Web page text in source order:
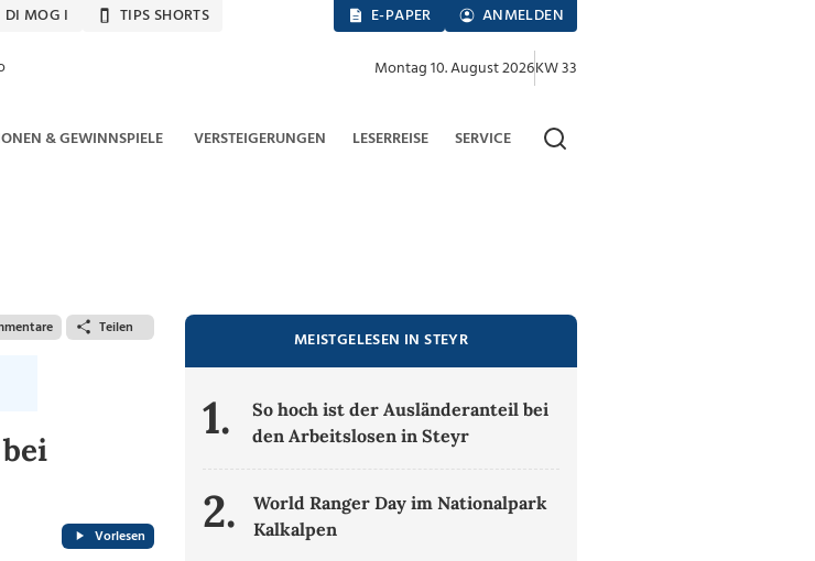
DI MOG I TIPS SHORTS E-PAPER ANMELDEN
Montag 10. August 2026KW 33
& GEWINNSPIELE VERSTEIGERUNGEN LESERREISE SERVICE
Teilen
Vorlesen
MEISTGELESEN IN STEYR
1.
So hoch ist der Ausländeranteil bei
den Arbeitslosen in Steyr
2.
World Ranger Day im Nationalpark
Kalkalpen